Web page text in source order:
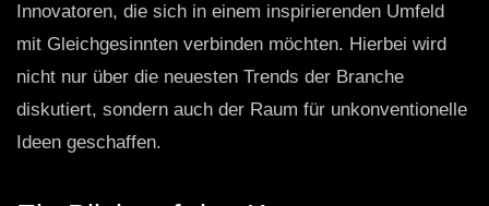
Innovatoren, die sich in einem inspirierenden Umfeld
mit Gleichgesinnten verbinden möchten. Hierbei wird
nicht nur über die neuesten Trends der Branche
diskutiert, sondern auch der Raum für unkonventionelle
Ideen geschaffen.